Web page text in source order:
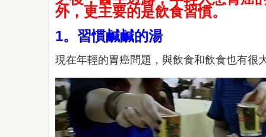
外，更主要的是飲食習慣。
1。習慣鹹鹹的湯
現在年輕的胃癌問題，與飲食和飲食也有很